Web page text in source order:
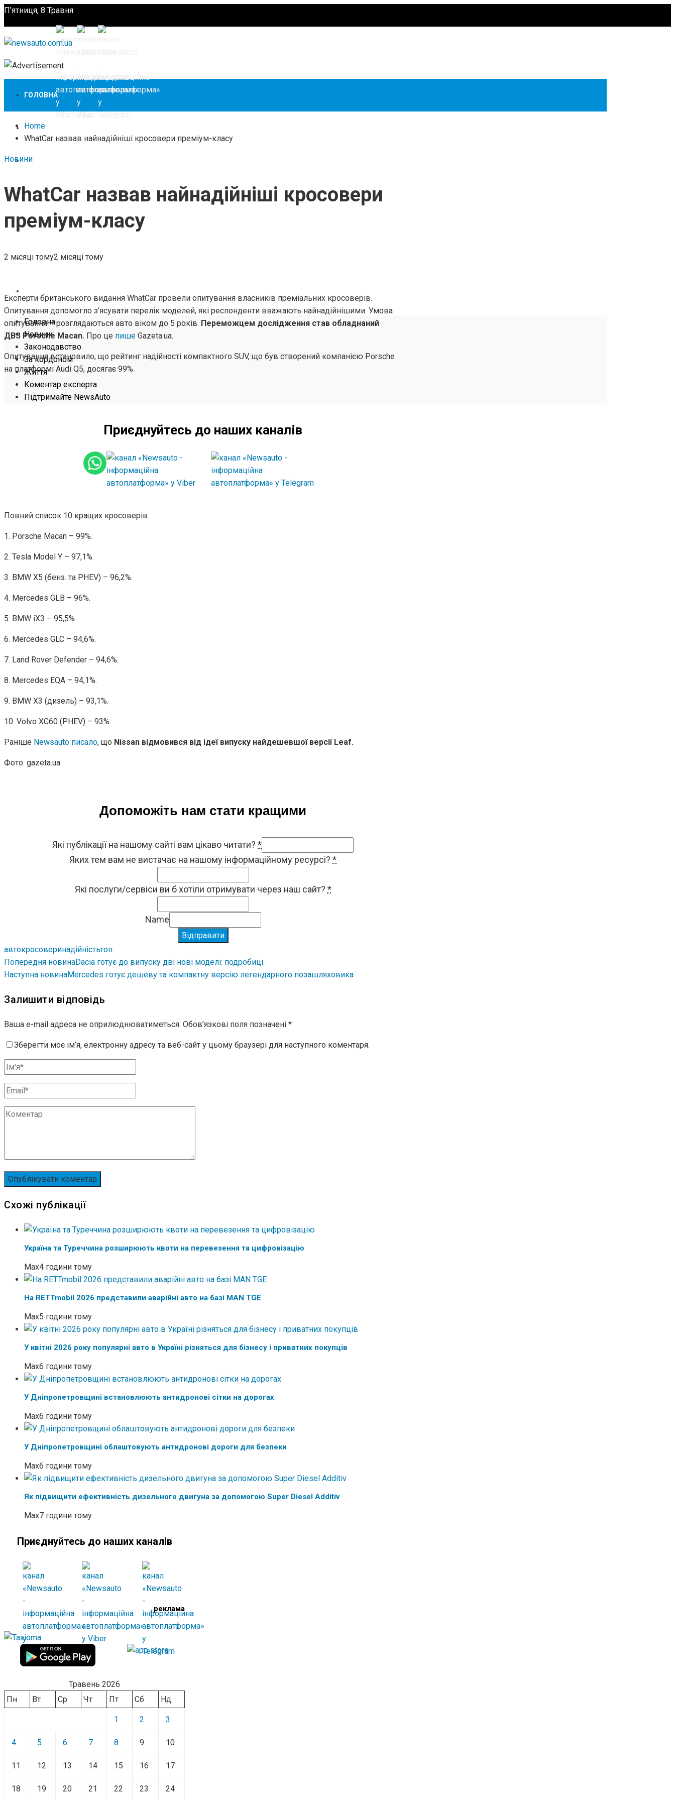
П’ятниця, 8 Травня
ГОЛОВНА
НОВИНИ
ЗАКОНОДАВСТВО
ЗА КОРДОНОМ
ЖИТТЯ
КОМЕНТАР ЕКСПЕРТА
Головна
Новини
Законодавство
За кордоном
Життя
Коментар експерта
Підтримайте NewsAuto
Home
WhatCar назвав найнадійніші кросовери преміум-класу
Новини
WhatCar назвав найнадійніші кросовери
преміум-класу
2 місяці тому2 місяці тому
Експерти британського видання WhatCar провели опитування власників преміальних кросоверів.
Опитування допомогло з’ясувати перелік моделей, які респонденти вважають найнадійнішими. Умова
опитування – розглядаються авто віком до 5 років. Переможцем дослідження став обладнаний
ДВЗ Porsche Macan. Про це пише Gazeta.ua.
Опитування встановило, що рейтинг надійності компактного SUV, що був створений компанією Porsche
на платформі Audi Q5, досягає 99%.
Приєднуйтесь до наших каналів
Повний список 10 кращих кросоверів:
1. Porsche Macan – 99%.
2. Tesla Model Y – 97,1%.
3. BMW X5 (бенз. та PHEV) – 96,2%.
4. Mercedes GLB – 96%.
5. BMW iX3 – 95,5%.
6. Mercedes GLC – 94,6%.
7. Land Rover Defender – 94,6%.
8. Mercedes EQA – 94,1%.
9. BMW X3 (дизель) – 93,1%.
10. Volvo XC60 (PHEV) – 93%.
Раніше Newsauto писало, що Nissan відмовився від ідеї випуску найдешевшої версії Leaf.
Фото: gazeta.ua
Допоможіть нам стати кращими
Які публікації на нашому сайті вам цікаво читати? *
Яких тем вам не вистачає на нашому інформаційному ресурсі? *
Які послуги/сервіси ви б хотіли отримувати через наш сайт? *
Name
Відправити
автокросоверинадійністьтоп
Попередня новинаDacia готує до випуску дві нові моделі: подробиці
Наступна новинаMercedes готує дешеву та компактну версію легендарного позашляховика
Залишити відповідь
Ваша e-mail адреса не оприлюднюватиметься. Обов’язкові поля позначені *
Зберегти моє ім’я, електронну адресу та веб-сайт у цьому браузері для наступного коментаря.
Схожі публікації
Україна та Туреччина розширюють квоти на перевезення та цифровізацію
Max4 години тому
На RETTmobil 2026 представили аварійні авто на базі MAN TGE
Max5 години тому
У квітні 2026 року популярні авто в Україні різняться для бізнесу і приватних покупців
Max6 години тому
У Дніпропетровщині встановлюють антидронові сітки на дорогах
Max6 години тому
У Дніпропетровщині облаштовують антидронові дороги для безпеки
Max6 години тому
Як підвищити ефективність дизельного двигуна за допомогою Super Diesel Additiv
Max7 години тому
Приєднуйтесь до наших каналів
реклама
Травень 2026
Пн
Вт Ср Чт Пт Сб Нд
1 2 3
4 5 6 7 8 9 10
11 12 13 14 15 16 17
18 19 20 21 22 23 24